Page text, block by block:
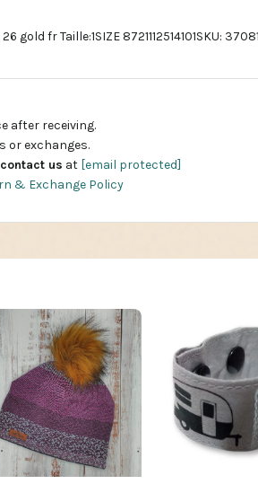
fr Taille:1SIZE 8721112514101SKU:
after receiving.
or exchanges.
us at [email protected]
& Exchange Policy